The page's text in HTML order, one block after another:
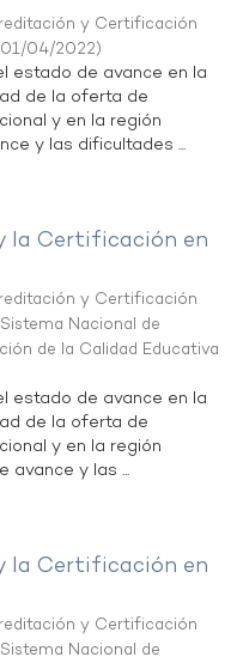
y Certificación
01/04/2022)
estado de avance en la
de la oferta de
y en la región
y las dificultades ...
la Certificación en
y Certificación
Sistema Nacional de
de la Calidad Educativa
estado de avance en la
de la oferta de
y en la región
avance y las ...
la Certificación en
y Certificación
Sistema Nacional de